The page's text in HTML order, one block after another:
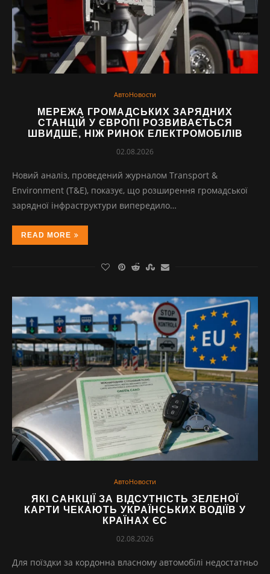
АвтоНовости
МЕРЕЖА ГРОМАДСЬКИХ ЗАРЯДНИХ
СТАНЦІЙ У ЄВРОПІ РОЗВИВАЄТЬСЯ
ШВИДШЕ, НІЖ РИНОК ЕЛЕКТРОМОБІЛІВ
02.08.2026
Новий аналіз, проведений журналом Transport &
Environment (T&E), показує, що розширення громадської
зарядної інфраструктури випередило…
READ MORE
АвтоНовости
ЯКІ САНКЦІЇ ЗА ВІДСУТНІСТЬ ЗЕЛЕНОЇ
КАРТИ ЧЕКАЮТЬ УКРАЇНСЬКИХ ВОДІЇВ У
КРАЇНАХ ЄС
02.08.2026
Для поїздки за кордонна власному автомобілі недостатньо